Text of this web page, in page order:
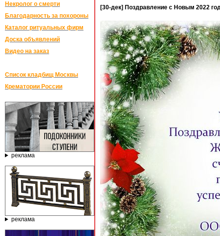
Некролог о смерти
Благодарность за похороны
Каталог ритуальных фирм
Доска объявлений
Видео на заказ
Список кладбищ Москвы
Крематории России
реклама
реклама
[30-дек] Поздравление с Новым 2022